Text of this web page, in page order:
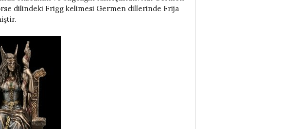
dilindeki Frigg kelimesi Germen dillerinde Frija